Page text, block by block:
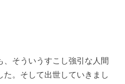
、そういうすこし強引な人間
た。そして出世していきまし